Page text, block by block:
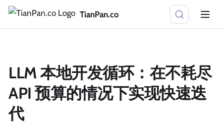
TianPan.co
LLM 本地开发循环：在不耗尽
API 预算的情况下实现快速迭
代